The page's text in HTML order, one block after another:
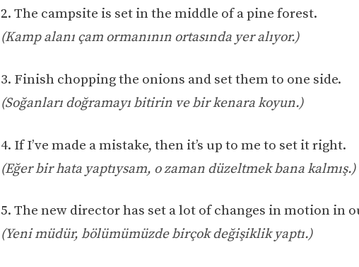
2. The campsite is set in the middle of a pine forest.
(Kamp alanı çam ormanının ortasında yer alıyor.)
3. Finish chopping the onions and set them to one side.
(Soğanları doğramayı bitirin ve bir kenara koyun.)
4. If I’ve made a mistake, then it’s up to me to set it right.
(Eğer bir hata yaptıysam, o zaman düzeltmek bana kalmış.)
5. The new director has set a lot of changes in motion in
(Yeni müdür, bölümümüzde birçok değişiklik yaptı.)